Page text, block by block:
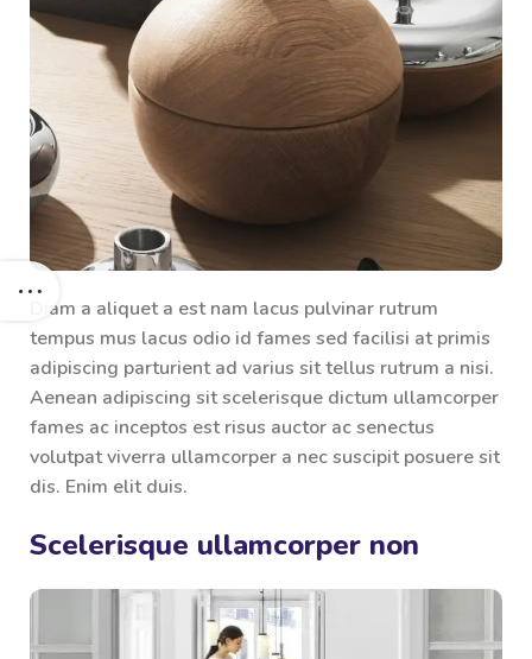
Diam a aliquet a est nam lacus pulvinar rutrum
tempus mus lacus odio id fames sed facilisi at primis
adipiscing parturient ad varius sit tellus rutrum a nisi.
Aenean adipiscing sit scelerisque dictum ullamcorper
fames ac inceptos est risus auctor ac senectus
volutpat viverra ullamcorper a nec suscipit posuere sit
dis. Enim elit duis.
Scelerisque ullamcorper non